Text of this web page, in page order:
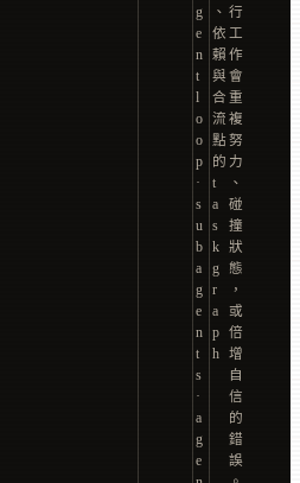
g
e
n
t
l
o
o
p
·
s
u
b
a
g
e
n
t
s
·
a
g
e
、
依
賴
與
合
流
點
的
t
a
s
k
g
r
a
p
h
行
工
作
會
重
複
努
力
、
碰
撞
狀
態
，
或
倍
增
自
信
的
錯
誤